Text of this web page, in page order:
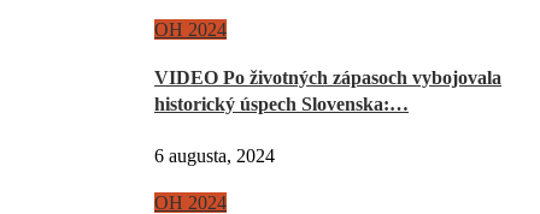
OH 2024
VIDEO Po životných zápasoch vybojovala
historický úspech Slovenska:…
6 augusta, 2024
OH 2024